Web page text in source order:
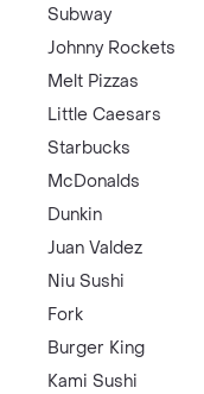
Subway
Johnny Rockets
Melt Pizzas
Little Caesars
Starbucks
McDonalds
Dunkin
Juan Valdez
Niu Sushi
Fork
Burger King
Kami Sushi